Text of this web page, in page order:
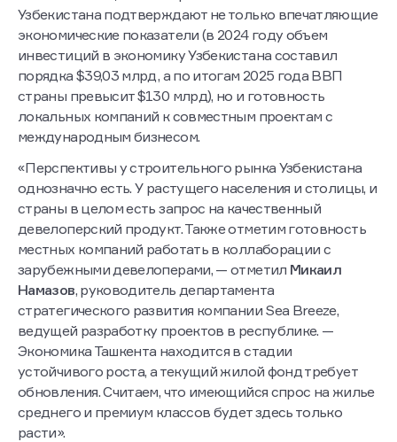
Узбекистана подтверждают не только впечатляющие
экономические показатели (в 2024 году объем
инвестиций в экономику Узбекистана составил
порядка $39,03 млрд, а по итогам 2025 года ВВП
страны превысит $130 млрд), но и готовность
локальных компаний к совместным проектам с
международным бизнесом.
«Перспективы у строительного рынка Узбекистана
однозначно есть. У растущего населения и столицы, и
страны в целом есть запрос на качественный
девелоперский продукт. Также отметим готовность
местных компаний работать в коллаборации с
зарубежными девелоперами, — отметил Микаил
Намазов, руководитель департамента
стратегического развития компании Sea Breeze,
ведущей разработку проектов в республике. —
Экономика Ташкента находится в стадии
устойчивого роста, а текущий жилой фонд требует
обновления. Считаем, что имеющийся спрос на жилье
среднего и премиум классов будет здесь только
расти».